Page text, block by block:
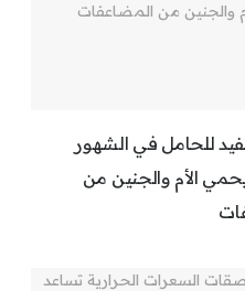
للحامل في الشهور
الأم والجنين من